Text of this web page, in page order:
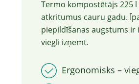
Termo kompostētājs 225
atkritumus cauru gadu.
piepildīšanas augstums
viegli izņemt.
Ergonomisks –